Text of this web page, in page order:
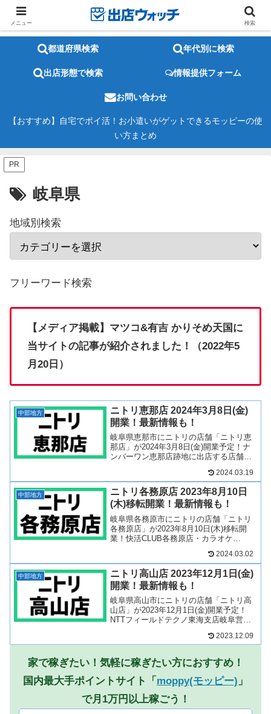
都道府県検索 年代別に検索
出店形態で検索 情報提供フォーム
お問い合わせ
【おすすめ】自宅でポイ活！お小遣いがゲットできるモッピーの使
い方まとめ
PR
岐阜県
地域別検索
フリーワード検索
【メディア掲載】マツコ&有吉 かりそめ天国に
当サイトの記事が紹介されました！（2022年5
月20日）
中部地方
ニトリ恵那店 2024年3月8日(金)
開業！最新情報も！
岐阜県恵那市にニトリの店舗「ニトリ恵
那店」が2024年3月8日(金)開業予定！ナ
ンバーワン恵那店跡地に出店する店舗と
て、テナントや開業日について見ていき
ましょう！2023年1月20日 公開2023年7
月1...
2024.03.19
中部地方
ニトリ各務原店 2023年8月10日
(木)移転開業！最新情報も！
岐阜県各務原市にニトリの店舗「ニトリ
各務原店」が2023年8月10日(木)移転開
業！快活CLUB各務原店・カラオケ
となります！現店舗から移転へ！そん
な、ニトリ各務原店について、テナント
や開業日につい...
2024.03.02
中部地方
ニトリ高山店 2023年12月1日(金)
開業！最新情報も！
岐阜県高山市にニトリの店舗「ニトリ高
山店」が2023年12月1日(金)開業予定！
NTTフィールドテクノ東海支店岐阜営業
ア高山から移転！そんな、ニトリ高山店
ていきましょう...
2023.12.09
家で稼ぎたい！気軽に稼ぎたい方におすすめ！
国内最大手ポイントサイト「 moppy(モッピー) 」
で月1万円以上稼ごう！
メニュー 検索